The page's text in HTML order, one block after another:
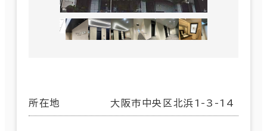
所在地 大阪市中央区北浜1-3-14